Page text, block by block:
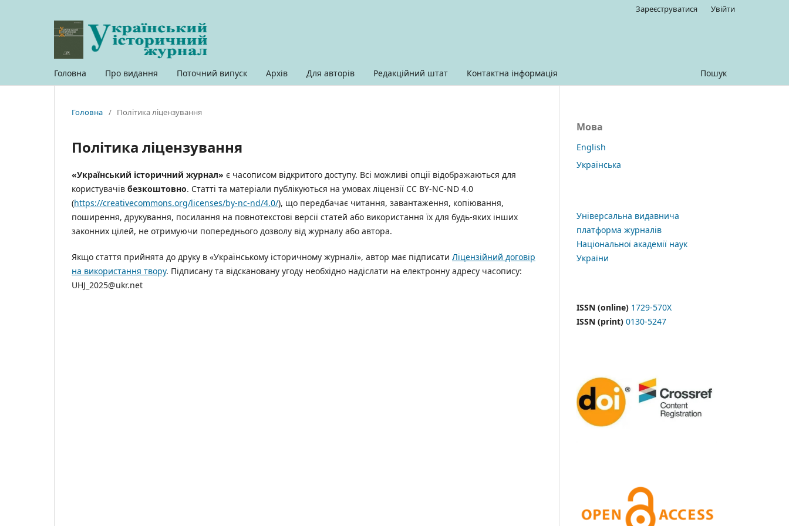
Головна Про видання Поточний випуск Архів Для авторів Редакційний штат Контактна інформація Пошук
Зареєструватися Увійти
Головна / Політика ліцензування
Політика ліцензування
«Український історичний журнал» є часописом відкритого доступу. Всі можливі опції відображаються для
користувачів безкоштовно. Статті та матеріали публікуються на умовах ліцензії CC BY-NC-ND 4.0
(https://creativecommons.org/licenses/by-nc-nd/4.0/), що передбачає читання, завантаження, копіювання,
поширення, друкування, посилання на повнотекстові версії статей або використання їх для будь-яких інших
законних цілей, не отримуючи попереднього дозволу від журналу або автора.
Якщо стаття прийнята до друку в «Українському історичному журналі», автор має підписати Ліцензійний договір
на використання твору. Підписану та відскановану угоду необхідно надіслати на електронну адресу часопису:
UHJ_2025@ukr.net
Мова
English
Українська
Універсальна видавнича
платформа журналів
Національної академії наук
України
ISSN (online) 1729-570X
ISSN (print) 0130-5247